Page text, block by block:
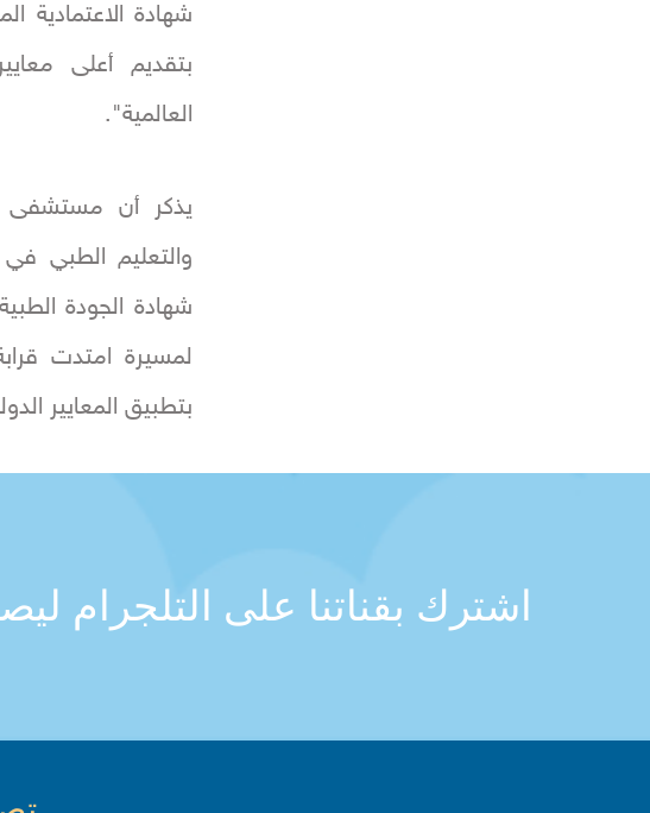
شهادة الاعتمادية
بتقديم أعلى
العالمية".
يذكر أن مستشفى
والتعليم الطبي
لمسيرة امتدت
بتطبيق المعايير
اشترك بقناتنا على التلجرام